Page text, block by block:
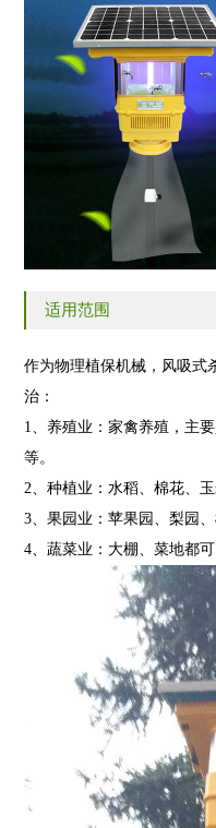
适用范围
作为物理植保机械，风吸
治：
1、养殖业：家禽养殖，
等。
2、种植业：水稻、棉花、
3、果园业：苹果园、梨园
4、蔬菜业：大棚、菜地都可以